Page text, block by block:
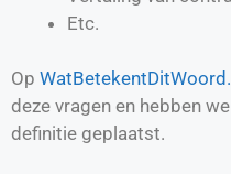
Etc.
Op
deze vragen en hebben
definitie geplaatst.